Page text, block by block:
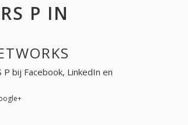
P IN
P bij Facebook, LinkedIn en